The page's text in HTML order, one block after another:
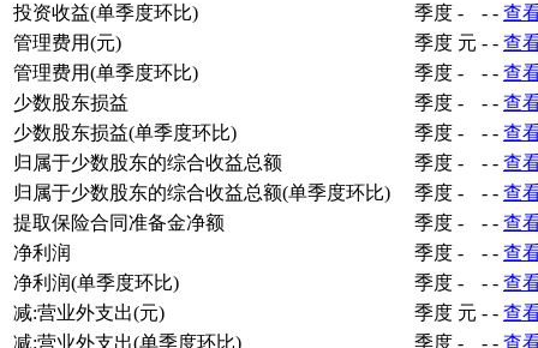
投资收益(单季度环比)
季度 - - - 查
管理费用(元)
季度 元 - - 查
管理费用(单季度环比)
季度 - - - 查
少数股东损益
季度 - - - 查
少数股东损益(单季度环比)
季度 - - - 查
归属于少数股东的综合收益总额
季度 - - - 查
归属于少数股东的综合收益总额(单季度环比)
季度 - - - 查
提取保险合同准备金净额
季度 - - - 查
净利润
季度 - - - 查
净利润(单季度环比)
季度 - - - 查
减:营业外支出(元)
季度 元 - - 查
减:营业外支出(单季度环比)
季度 - - - 查